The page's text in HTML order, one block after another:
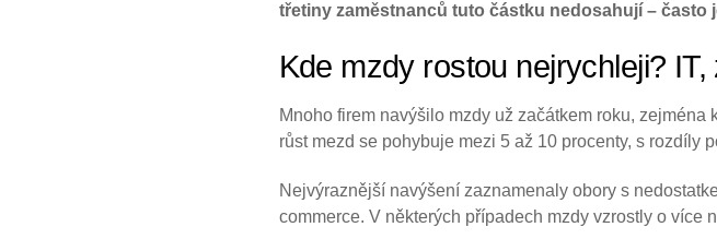
třetiny zaměstnanců tuto částku nedosahují –
Kde mzdy rostou nejrychleji?
Mnoho firem navýšilo mzdy už začátkem roku,
růst mezd se pohybuje mezi 5 až 10 procenty, s rozdíly
Nejvýraznější navýšení zaznamenaly obory s
commerce. V některých případech mzdy vzrostly o více